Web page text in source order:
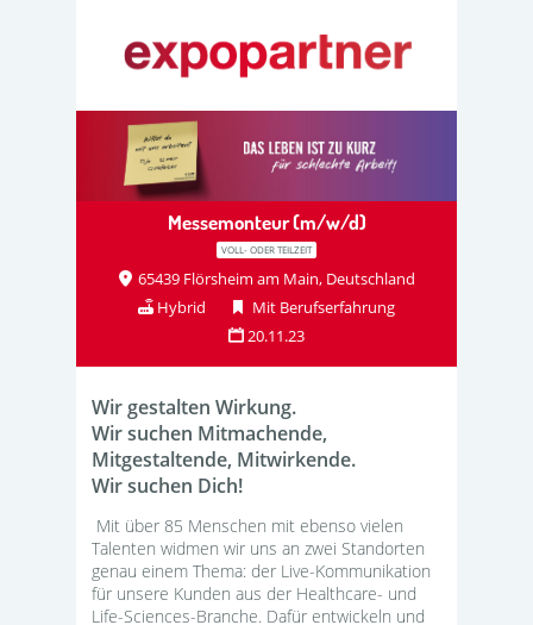
Messemonteur (m/w/d)
VOLL- ODER TEILZEIT
65439 Flörsheim am Main, Deutschland
Hybrid
Mit Berufserfahrung
20.11.23
Wir gestalten Wirkung.
Wir suchen Mitmachende,
Mitgestaltende, Mitwirkende.
Wir suchen Dich!
Mit über 85 Menschen mit ebenso vielen
Talenten widmen wir uns an zwei Standorten
genau einem Thema: der Live-Kommunikation
für unsere Kunden aus der Healthcare- und
Life-Sciences-Branche. Dafür entwickeln und